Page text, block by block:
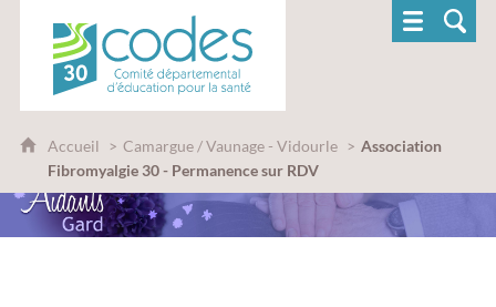
CoDES 30 - Comité départemental
Accueil Camargue / Vaunage - Vidourle
Association
Fibromyalgie 30 - Permanence sur RDV